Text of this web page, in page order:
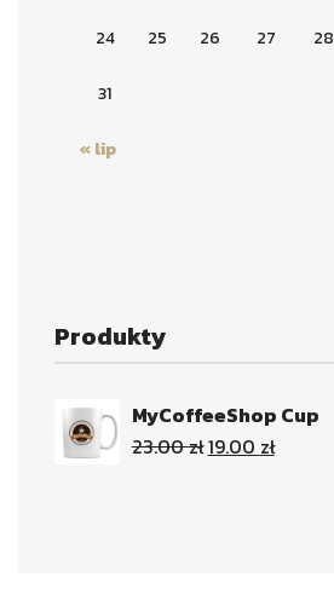
« lip
24 25 26 27 28
31
Produkty
MyCoffeeShop Cup
23.00zł19.00 zł